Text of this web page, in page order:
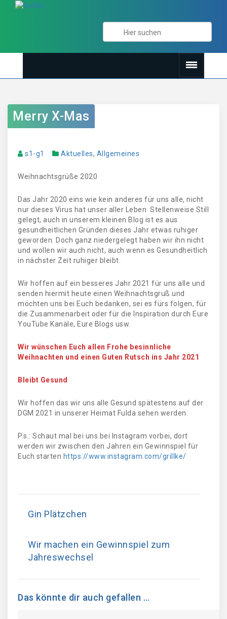
Merry X-Mas
s1-g1 Aktuelles, Allgemeines
Weihnachtsgrüße 2020
Das Jahr 2020 eins wie kein anderes für uns alle, nicht
nur dieses Virus hat unser aller Leben Stellenweise Still
gelegt, auch in unserem kleinen Blog ist es aus
gesundheitlichen Gründen dieses Jahr etwas ruhiger
geworden. Doch ganz niedergelegt haben wir ihn nicht
und wollen wir auch nicht, auch wenn es Gesundheitlich
in nächster Zeit ruhiger bleibt.
Wir hoffen auf ein besseres Jahr 2021 für uns alle und
senden hiermit heute einen Weihnachtsgruß und
möchten uns bei Euch bedanken, sei es fürs folgen, für
die Zusammenarbeit oder für die Inspiration durch Eure
YouTube Kanäle, Eure Blogs usw.
Wir wünschen Euch allen Frohe besinnliche
Weihnachten und einen Guten Rutsch ins Jahr 2021
Bleibt Gesund
Wir hoffen das wir uns alle Gesund spätestens auf der
DGM 2021 in unserer Heimat Fulda sehen werden.
P.s.: Schaut mal bei uns bei Instagram vorbei, dort
werden wir zwischen den Jahren ein Gewinnspiel für
Euch starten https://www.instagram.com/grillke/
Gin Plätzchen
Wir machen ein Gewinnspiel zum
Jahreswechsel
Das könnte dir auch gefallen …